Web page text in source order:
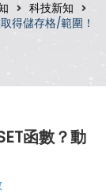
科技新知
得儲存格/範圍！
函數？動